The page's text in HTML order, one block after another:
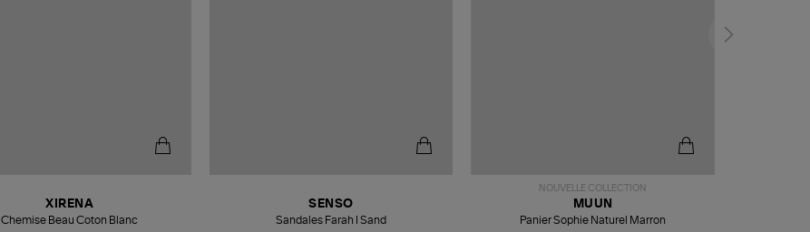
XIRENA
Chemise Beau Coton Blanc
SENSO
Sandales Farah I Sand
NOUVELLE COLLECTION
MUUN
Panier Sophie Naturel Marron